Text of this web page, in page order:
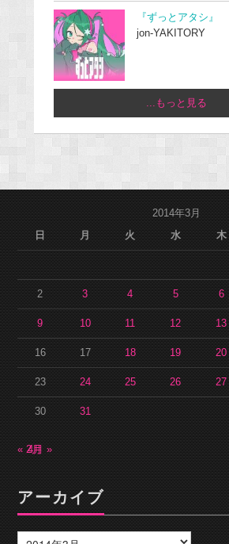
『ずっとアタシ』
jon-YAKITORY
...もっと見る
2014年3月
日
月 火 水 木
2 3 4 5 6
9 10 11 12 13
16 17 18 19 20
23 24 25 26 27
30 31
« 2月4月 »
アーカイブ
ー